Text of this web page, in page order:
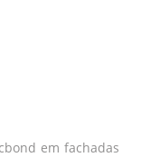
em fachadas